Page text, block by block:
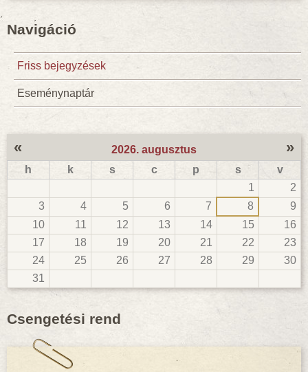
Navigáció
Friss bejegyzések
Eseménynaptár
2026. augusztus
« »
h k s c p s
v
1
2
3
4 5 6 7 8
9
10
11 12 13 14 15
16
17
18 19 20 21 22
23
24
25 26 27 28 29
30
31
Csengetési rend